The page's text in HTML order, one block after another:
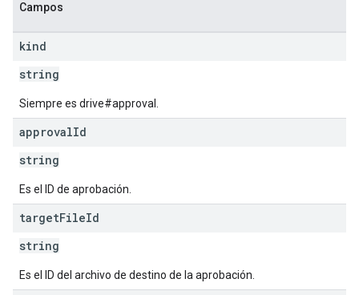
Campos
kind
string
Siempre es drive#approval.
approvalId
string
Es el ID de aprobación.
targetFileId
string
Es el ID del archivo de destino de la aprobación.